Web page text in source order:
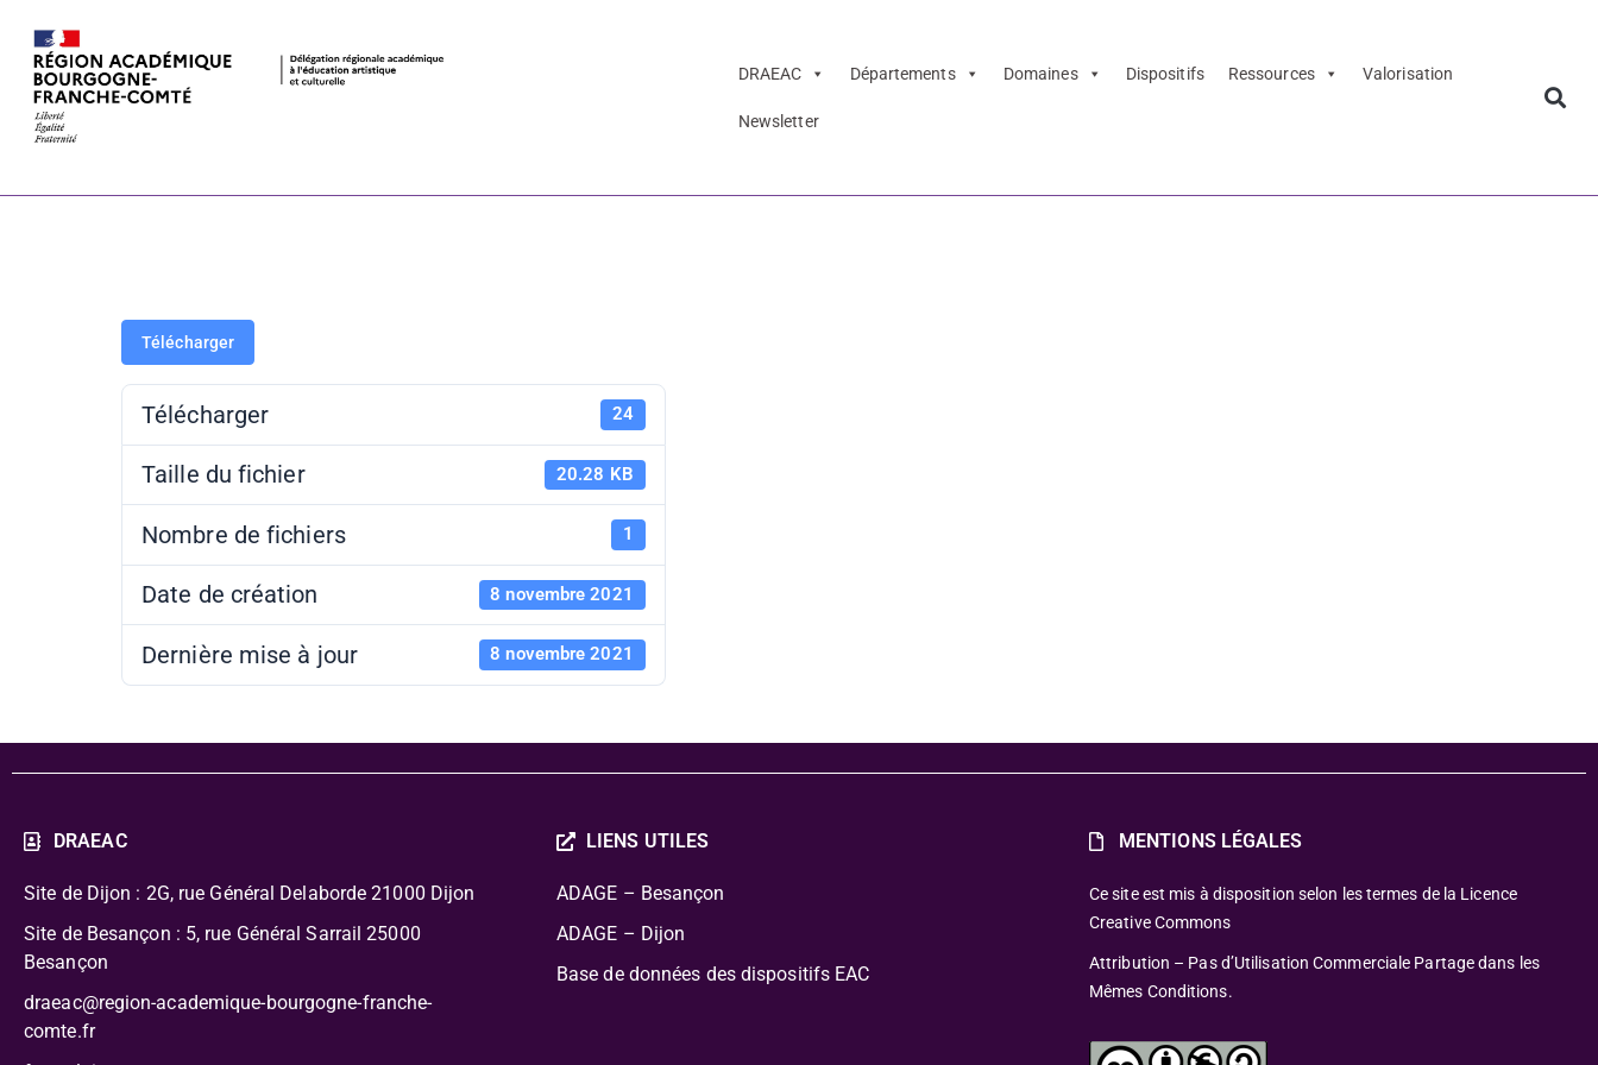
DRAEAC Départements Domaines Dispositifs Ressources Valorisation
Newsletter
Annuaire référents culture 2021-2022 –
Télécharger
Télécharger 24
Taille du fichier 20.28 KB
Nombre de fichiers 1
Date de création 8 novembre 2021
Dernière mise à jour 8 novembre 2021
DRAEAC
Site de Dijon : 2G, rue Général Delaborde 21000 Dijon
Site de Besançon : 5, rue Général Sarrail 25000
Besançon
draeac@region-academique-bourgogne-franche-
comte.fr
LIENS UTILES
ADAGE – Besançon
ADAGE – Dijon
Base de données des dispositifs EAC
MENTIONS LÉGALES
Ce site est mis à disposition selon les termes de la Licence
Creative Commons
Attribution – Pas d’Utilisation Commerciale Partage dans les
Mêmes Conditions.